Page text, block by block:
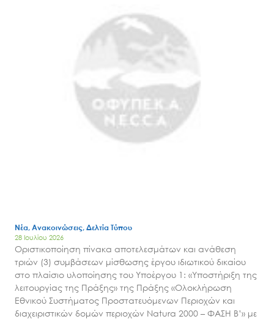
Νέα, Ανακοινώσεις, Δελτία Τύπου
28 Ιουλίου 2026
Οριστικοποίηση πίνακα αποτελεσμάτων και ανάθεση
τριών (3) συμβάσεων μίσθωσης έργου ιδιωτικού δικαίου
στο πλαίσιο υλοποίησης του Υποέργου 1: «Υποστήριξη της
λειτουργίας της Πράξης» της Πράξης «Ολοκλήρωση
Εθνικού Συστήματος Προστατευόμενων Περιοχών και
διαχειριστικών δομών περιοχών Natura 2000 – ΦΑΣΗ Β’» με